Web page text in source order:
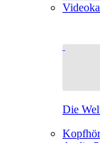
Die